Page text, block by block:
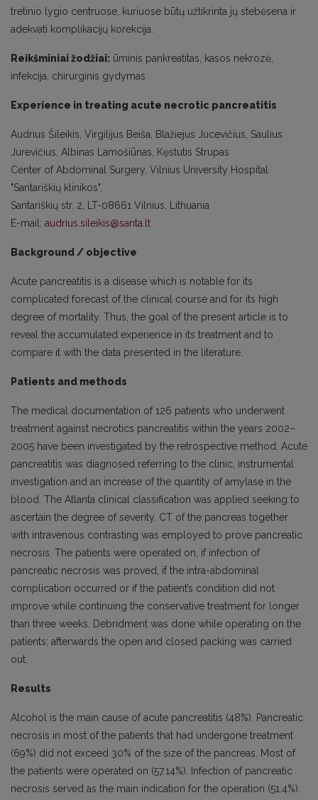
tretinio lygio centruose, kuriuose būtų užtikrinta jų stebėsena ir
adekvati komplikacijų korekcija.
Reikšminiai žodžiai: ūminis pankreatitas, kasos nekrozė,
infekcija, chirurginis gydymas
Experience in treating acute necrotic pancreatitis
Audrius Šileikis, Virgilijus Beiša, Blažiejus Jucevičius, Saulius
Jurevičius, Albinas Lamošiūnas, Kęstutis Strupas
Center of Abdominal Surgery, Vilnius University Hospital
"Santariškių klinikos",
Santariškių str. 2, LT-08661 Vilnius, Lithuania
E-mail: audrius.sileikis@santa.lt
Background / objective
Acute pancreatitis is a disease which is notable for its
complicated forecast of the clinical course and for its high
degree of mortality. Thus, the goal of the present article is to
reveal the accumulated experience in its treatment and to
compare it with the data presented in the literature.
Patients and methods
The medical documentation of 126 patients who underwent
treatment against necrotics pancreatitis within the years 2002–
2005 have been investigated by the retrospective method. Acute
pancreatitis was diagnosed referring to the clinic, instrumental
investigation and an increase of the quantity of amylase in the
blood. The Atlanta clinical classification was applied seeking to
ascertain the degree of severity. CT of the pancreas together
with intravenous contrasting was employed to prove pancreatic
necrosis. The patients were operated on, if infection of
pancreatic necrosis was proved, if the intra-abdominal
complication occurred or if the patient’s condition did not
improve while continuing the conservative treatment for longer
than three weeks. Debridment was done while operating on the
patients; afterwards the open and closed packing was carried
out.
Results
Alcohol is the main cause of acute pancreatitis (48%). Pancreatic
necrosis in most of the patients that had undergone treatment
(69%) did not exceed 30% of the size of the pancreas. Most of
the patients were operated on (57.14%). Infection of pancreatic
necrosis served as the main indication for the operation (51.4%).